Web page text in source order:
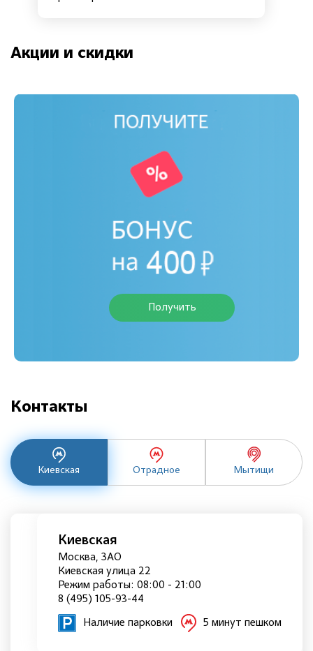
Акции и скидки
Получить
Контакты
Киевская Отрадное Мытищи
Киевская
Москва, ЗАО
Киевская улица 22
Режим работы: 08:00 - 21:00
8 (495) 105-93-44
Наличие парковки 5 минут пешком